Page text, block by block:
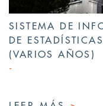
SISTEMA DE
DE
(VARIOS AÑOS)